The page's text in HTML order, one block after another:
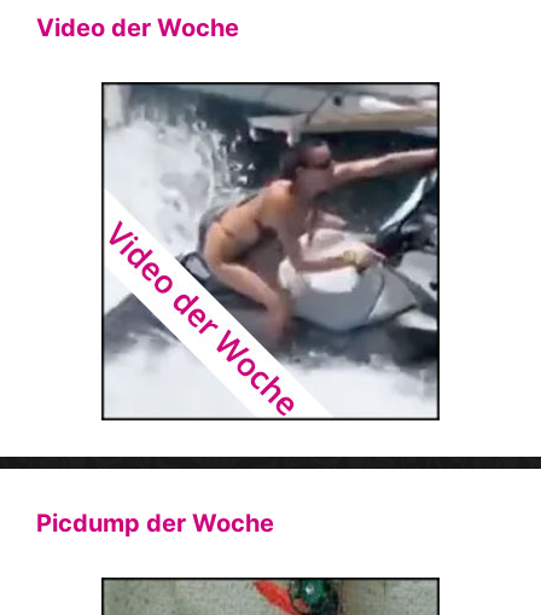
Video der Woche
Picdump der Woche